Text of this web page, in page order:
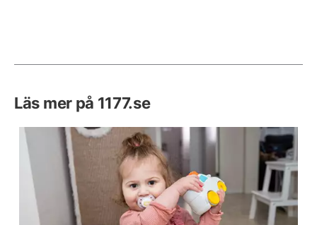
Läs mer på 1177.se